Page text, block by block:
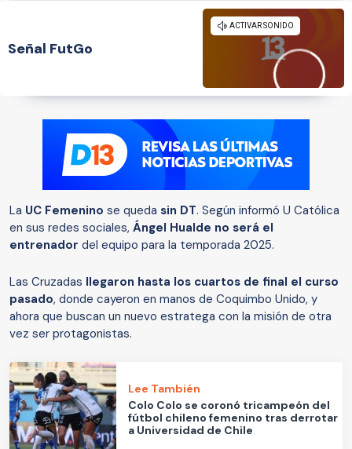
Señal FutGo
La UC Femenino se queda sin DT. Según informó U Católica
en sus redes sociales, Ángel Hualde no será el
entrenador del equipo para la temporada 2025.
Las Cruzadas llegaron hasta los cuartos de final el curso
pasado, donde cayeron en manos de Coquimbo Unido, y
ahora que buscan un nuevo estratega con la misión de otra
vez ser protagonistas.
Lee También
Colo Colo se coronó tricampeón del
fútbol chileno femenino tras derrotar
a Universidad de Chile